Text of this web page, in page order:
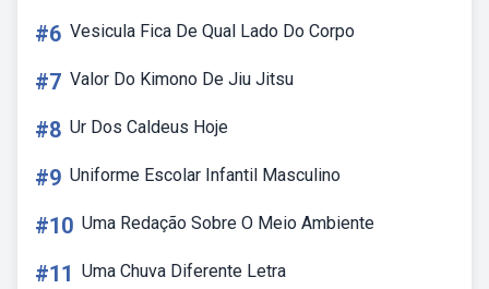
#6 Vesicula Fica De Qual Lado Do Corpo
#7 Valor Do Kimono De Jiu Jitsu
#8 Ur Dos Caldeus Hoje
#9 Uniforme Escolar Infantil Masculino
#10 Uma Redação Sobre O Meio Ambiente
#11 Uma Chuva Diferente Letra